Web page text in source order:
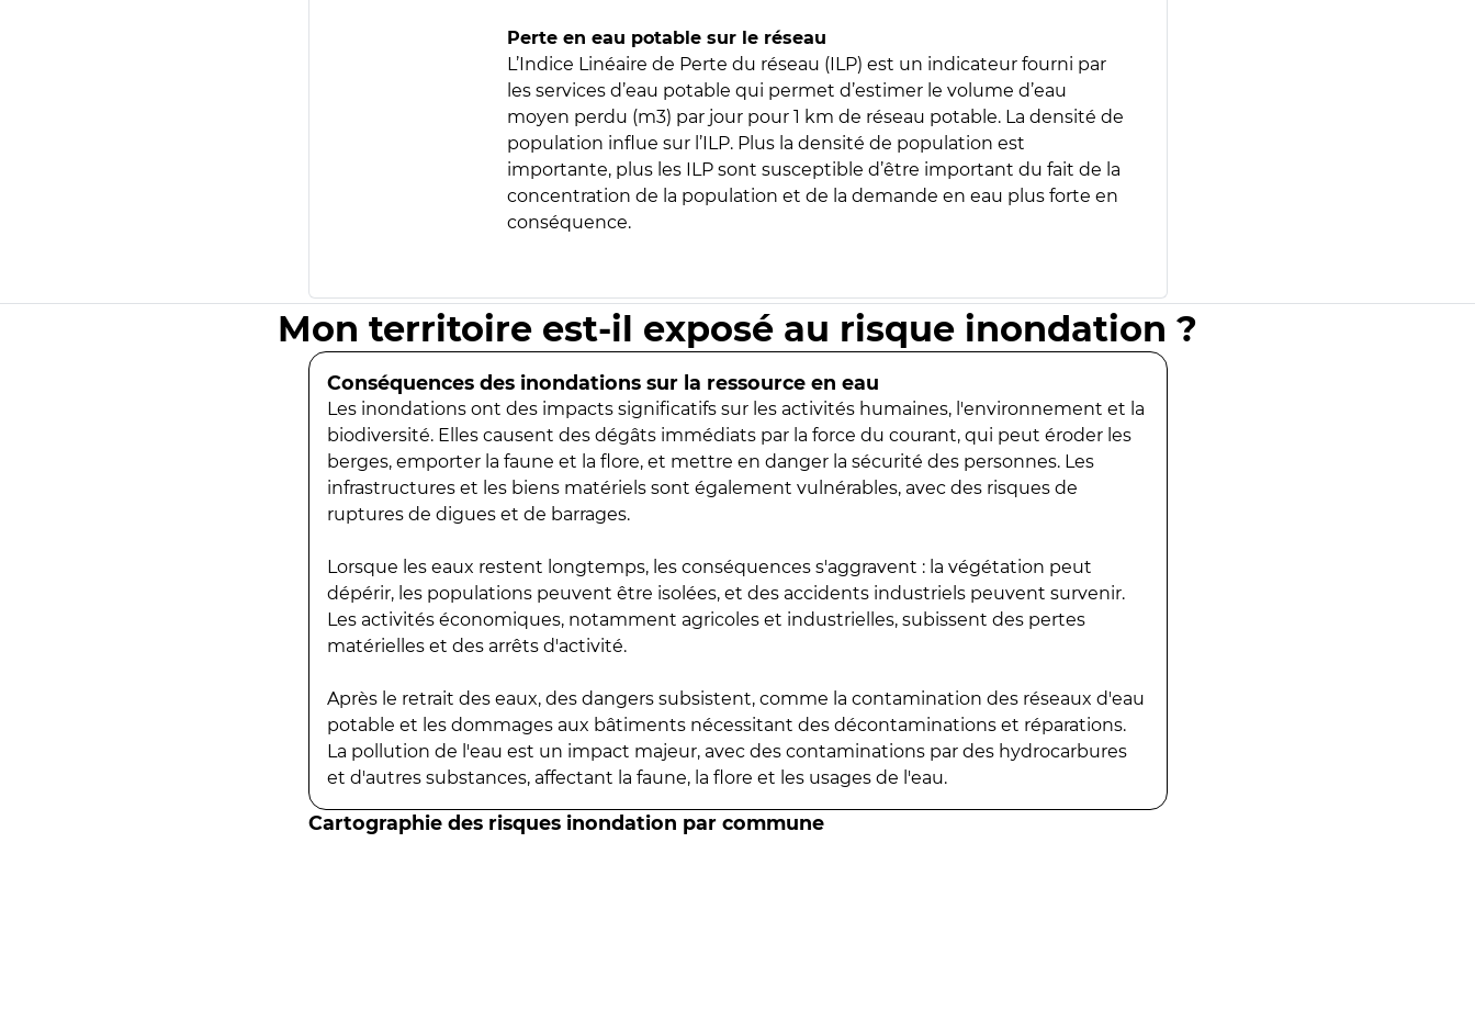
Perte en eau potable sur le réseau
L’Indice Linéaire de Perte du réseau (ILP) est un indicateur fourni par
les services d’eau potable qui permet d’estimer le volume d’eau
moyen perdu (m3) par jour pour 1 km de réseau potable. La densité de
population influe sur l’ILP. Plus la densité de population est
importante, plus les ILP sont susceptible d’être important du fait de la
concentration de la population et de la demande en eau plus forte en
conséquence.
Mon territoire est-il exposé au risque inondation ?
Conséquences des inondations sur la ressource en eau
Les inondations ont des impacts significatifs sur les activités humaines, l'environnement et la
biodiversité. Elles causent des dégâts immédiats par la force du courant, qui peut éroder les
berges, emporter la faune et la flore, et mettre en danger la sécurité des personnes. Les
infrastructures et les biens matériels sont également vulnérables, avec des risques de
ruptures de digues et de barrages.
Lorsque les eaux restent longtemps, les conséquences s'aggravent : la végétation peut
dépérir, les populations peuvent être isolées, et des accidents industriels peuvent survenir.
Les activités économiques, notamment agricoles et industrielles, subissent des pertes
matérielles et des arrêts d'activité.
Après le retrait des eaux, des dangers subsistent, comme la contamination des réseaux d'eau
potable et les dommages aux bâtiments nécessitant des décontaminations et réparations.
La pollution de l'eau est un impact majeur, avec des contaminations par des hydrocarbures
et d'autres substances, affectant la faune, la flore et les usages de l'eau.
Cartographie des risques inondation par commune